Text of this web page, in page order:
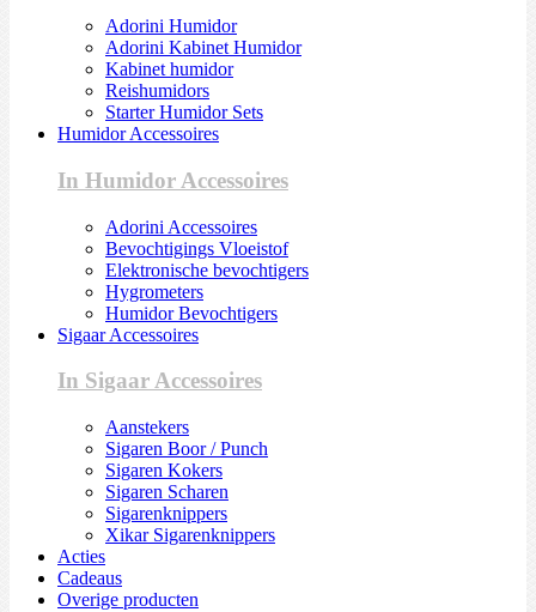
Adorini Humidor
Adorini Kabinet Humidor
Kabinet humidor
Reishumidors
Starter Humidor Sets
Humidor Accessoires
In Humidor Accessoires
Adorini Accessoires
Bevochtigings Vloeistof
Elektronische bevochtigers
Hygrometers
Humidor Bevochtigers
Sigaar Accessoires
In Sigaar Accessoires
Aanstekers
Sigaren Boor / Punch
Sigaren Kokers
Sigaren Scharen
Sigarenknippers
Xikar Sigarenknippers
Acties
Cadeaus
Overige producten